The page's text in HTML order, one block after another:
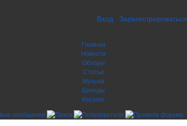
Вход Зарегистрироваться
Главная
Новости
Обзоры
Статьи
Музыка
Бренды
Каталог